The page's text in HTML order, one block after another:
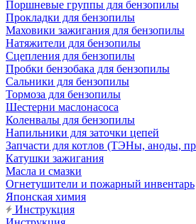
Поршневые группы для бензопилы
Прокладки для бензопилы
Маховики зажигания для бензопилы
Натяжители для бензопилы
Сцепления для бензопилы
Пробки бензобака для бензопилы
Сальники для бензопилы
Тормоза для бензопилы
Шестерни маслонасоса
Коленвалы для бензопилы
Напильники для заточки цепей
Запчасти для котлов (ТЭНы, аноды,
Катушки зажигания
Масла и смазки
Огнетушители и пожарный инвентарь
Японская химия
Инструкция